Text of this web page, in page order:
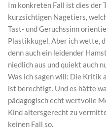
Im konkreten Fall ist dies der
kurzsichtigen Nagetiers,
Tast- und Geruchssinn
Plastikkugel. Aber ich wette,
denn auch ein leidender
niedlich aus und quiekt auch
Was ich sagen will: Die Kritik
ist berechtigt. Und es hätte
pädagogisch echt wertvolle
Kind altersgerecht zu
keinen Fall so.